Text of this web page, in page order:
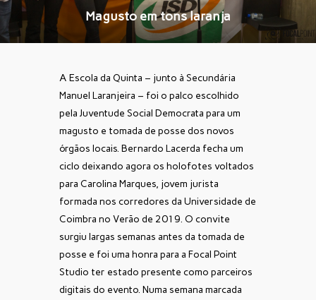
Magusto em tons laranja
A Escola da Quinta – junto à Secundária
Manuel Laranjeira – foi o palco escolhido
pela Juventude Social Democrata para um
magusto e tomada de posse dos novos
órgãos locais. Bernardo Lacerda fecha um
ciclo deixando agora os holofotes voltados
para Carolina Marques, jovem jurista
formada nos corredores da Universidade de
Coimbra no Verão de 2019. O convite
surgiu largas semanas antes da tomada de
posse e foi uma honra para a Focal Point
Studio ter estado presente como parceiros
digitais do evento. Numa semana marcada